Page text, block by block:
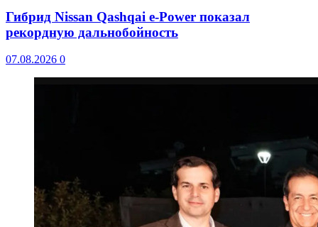
Гибрид Nissan Qashqai e-Power показал
рекордную дальнобойность
07.08.2026 0